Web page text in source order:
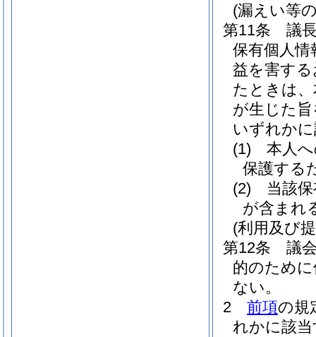
(漏えい等
第11条
議
保有個人
益を害す
たときは
が生じた
いずれか
(1)
本人
保護する
(2)
当該
が含まれ
(利用及び
第12条
議
的のため
ない。
2
前項の規
れかに該